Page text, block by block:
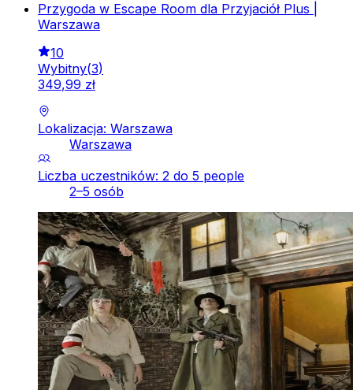
Przygoda w Escape Room dla Przyjaciół Plus |
Warszawa
10
Wybitny(3)
349,99 zł
Lokalizacja: Warszawa
Warszawa
Liczba uczestników: 2 do 5 people
2–5 osób